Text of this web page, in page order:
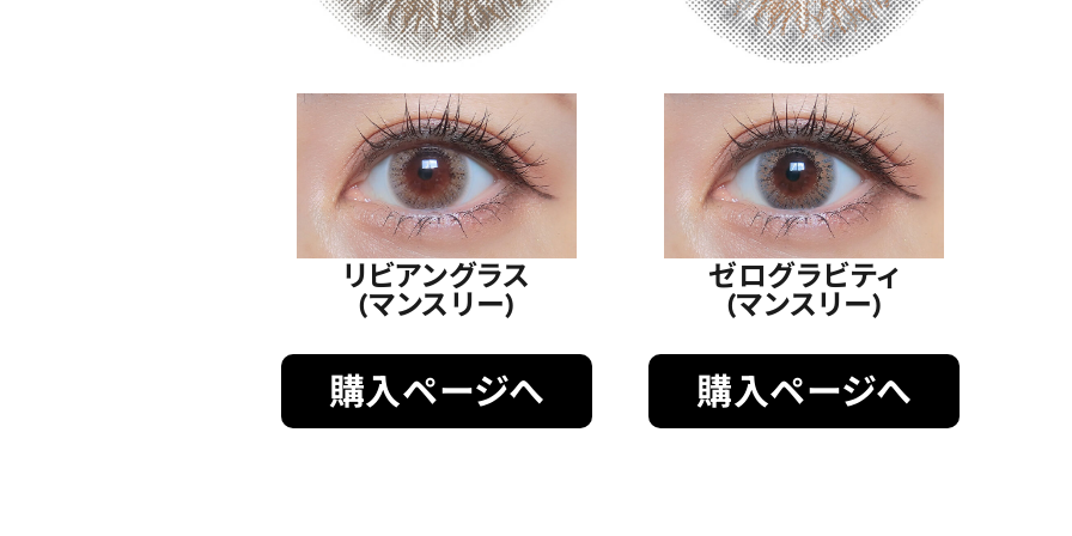
リビアングラス
(マンスリー)
購入ページへ
ゼログラビティ
(マンスリー)
購入ページへ